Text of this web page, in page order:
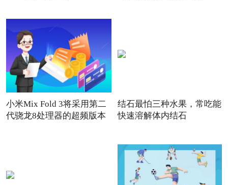
小米Mix Fold 3将采用第二
代骁龙8处理器的超频版本
结石最怕三种水果，常吃能
快速溶解体内结石